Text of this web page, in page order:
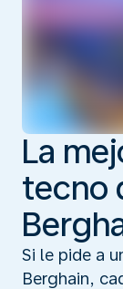
La
tecno
Si le pide a
Berghain,